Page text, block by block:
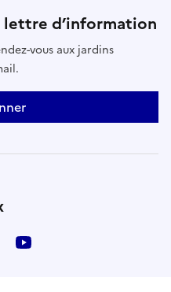
d’information
vous aux jardins
Instagram